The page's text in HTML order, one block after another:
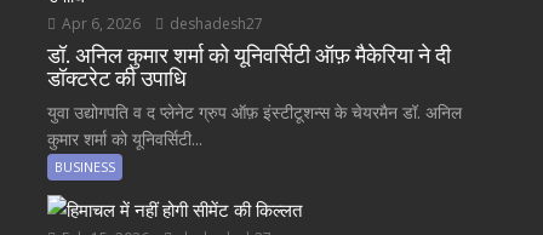
Apr 6, 2026 deshadesh27
डॉ. अनिल कुमार शर्मा को यूनिवर्सिटी ऑफ़ मैकेरिया ने दी
डॉक्टरेट की उपाधि
युवा उद्योगपति व द प्लेनेट ग्रुप ऑफ़ इंस्टीटूशन्स के चेयरमैन डॉ. अनिल
कुमार शर्मा को यूनिवर्सिटी...
BUSINESS